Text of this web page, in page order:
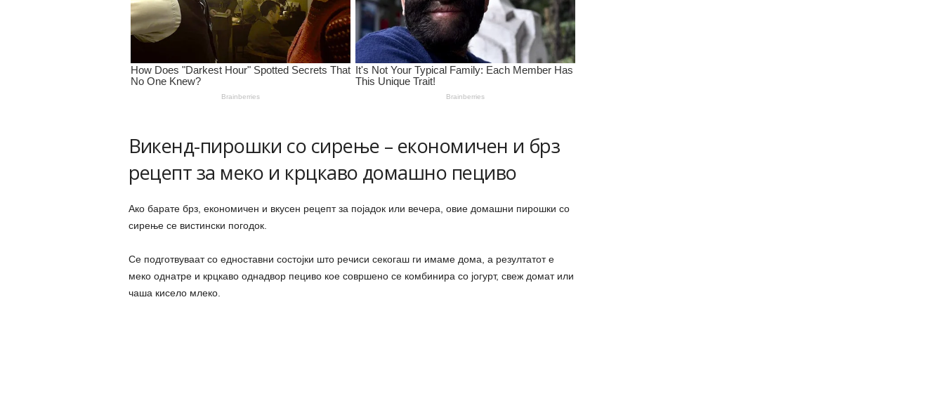
Викенд-пирошки со сирење – економичен и брз
рецепт за меко и крцкаво домашно пециво
Ако барате брз, економичен и вкусен рецепт за појадок или вечера, овие домашни пирошки со
сирење се вистински погодок.
Се подготвуваат со едноставни состојки што речиси секогаш ги имаме дома, а резултатот е
меко однатре и крцкаво однадвор пециво кое совршено се комбинира со јогурт, свеж домат или
чаша кисело млеко.